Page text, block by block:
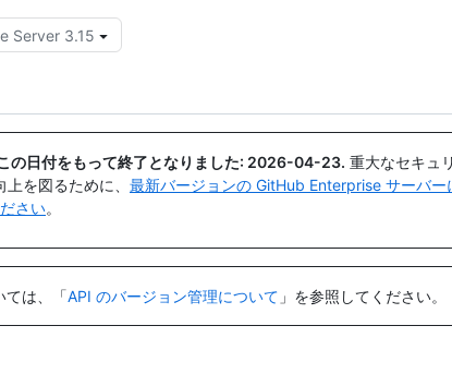
Server 3.15
日付をもって終了となりました: 2026-04-23. 重大なセキュ
を図るために、 最新バージョンの GitHub Enterprise サーバ
さい。
ては、「API のバージョン管理について 」を参照してください。